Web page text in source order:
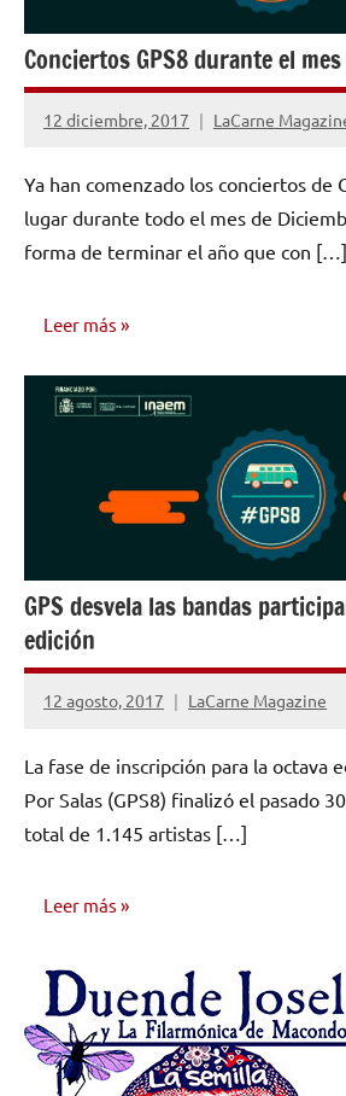
Conciertos GPS8 durante el
12 diciembre, 2017 LaCarne
No
comentarios
Ya han comenzado los conciertos de
lugar durante todo el mes de
forma de terminar el año que con […]
Leer más
CONCIERTOS
GPS desvela las bandas
edición
12 agosto, 2017 LaCarne Magazine
No
comentarios
La fase de inscripción para la octava
Por Salas (GPS8) finalizó el pasado
total de 1.145 artistas […]
Leer más
NOTICIAS